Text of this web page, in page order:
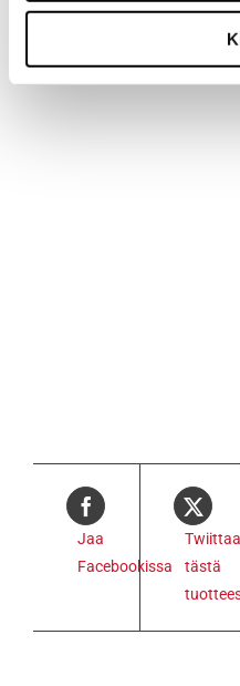
Jaa
Facebookissa
Twiittaa
tästä